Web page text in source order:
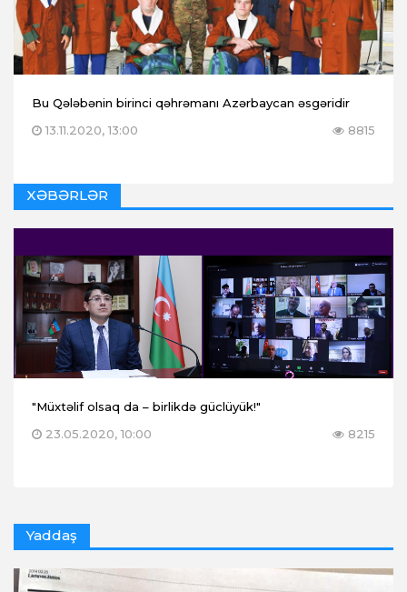
Bu Qələbənin birinci qəhrəmanı Azərbaycan əsgəridir
13.11.2020, 13:00
8815
XƏBƏRLƏR
"Müxtəlif olsaq da – birlikdə güclüyük!"
23.05.2020, 10:00
8215
Yaddaş